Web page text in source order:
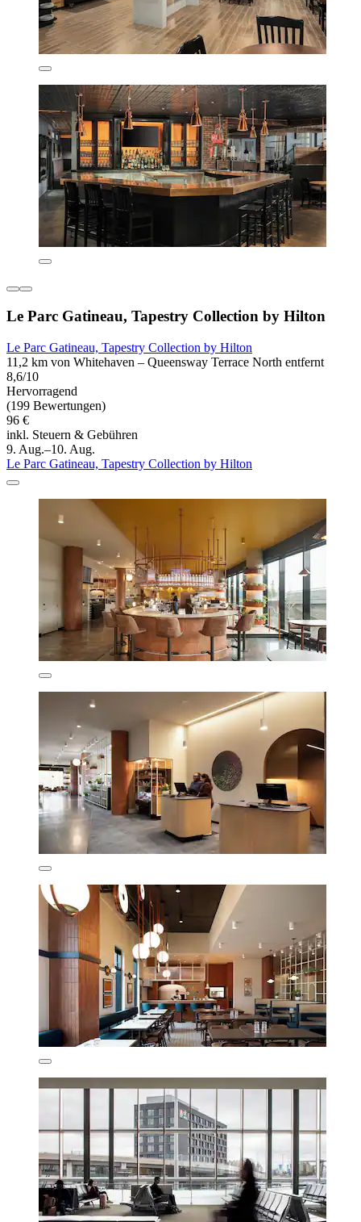
Le Parc Gatineau, Tapestry Collection by Hilton
Le Parc Gatineau, Tapestry Collection by Hilton
11,2 km von Whitehaven – Queensway Terrace North entfernt
8,6/10
Hervorragend
(199 Bewertungen)
96 €
inkl. Steuern & Gebühren
9. Aug.–10. Aug.
Le Parc Gatineau, Tapestry Collection by Hilton